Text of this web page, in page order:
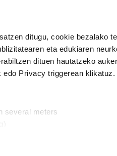
ditugu, cookie bezalako
eta edukiaren
dituen hautatzeko
edo Privacy triggerean klikatuz.
several meters
gure eginkizuna.